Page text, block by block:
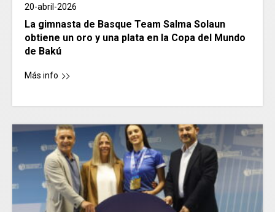
20-abril-2026
La gimnasta de Basque Team Salma Solaun
obtiene un oro y una plata en la Copa del Mundo
de Bakú
Más info